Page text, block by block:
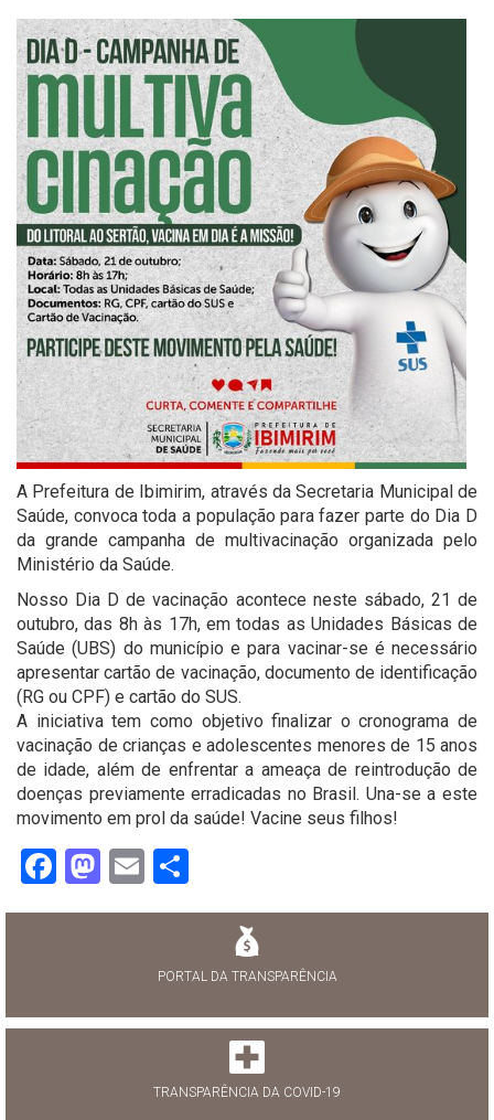
A Prefeitura de Ibimirim, através da Secretaria Municipal de
Saúde, convoca toda a população para fazer parte do Dia D
da grande campanha de multivacinação organizada pelo
Ministério da Saúde.
Nosso Dia D de vacinação acontece neste sábado, 21 de
outubro, das 8h às 17h, em todas as Unidades Básicas de
Saúde (UBS) do município e para vacinar-se é necessário
apresentar cartão de vacinação, documento de identificação
(RG ou CPF) e cartão do SUS.
A iniciativa tem como objetivo finalizar o cronograma de
vacinação de crianças e adolescentes menores de 15 anos
de idade, além de enfrentar a ameaça de reintrodução de
doenças previamente erradicadas no Brasil. Una-se a este
movimento em prol da saúde! Vacine seus filhos!
Facebook
Mastodon
Email
PORTAL DA TRANSPARÊNCIA
TRANSPARÊNCIA DA COVID-19